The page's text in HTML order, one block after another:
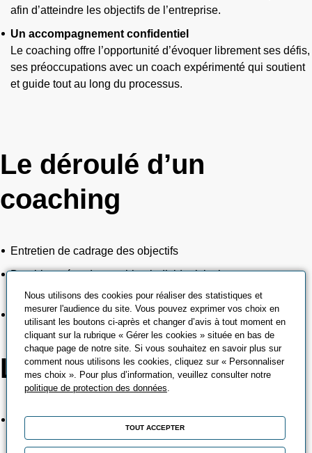
afin d’atteindre les objectifs de l’entreprise.
Un accompagnement confidentiel
Le coaching offre l’opportunité d’évoquer librement ses défis,
ses préoccupations avec un coach expérimenté qui soutient
et guide tout au long du processus.
Le déroulé d’un
coaching
Entretien de cadrage des objectifs
Demi-journées de coaching individuel, incluant un
shadowing en situation professionnelle
Entretien de bilan final mesurant les résultats obtenus
Les + PROMEO
Expertise dans l’analyse de la problématique et la définition
des objectifs
Nous utilisons des cookies pour réaliser des statistiques et
mesurer l'audience du site. Vous pouvez exprimer vos choix en
utilisant les boutons ci-après et changer d’avis à tout moment en
cliquant sur la rubrique « Gérer les cookies » située en bas de
chaque page de notre site. Si vous souhaitez en savoir plus sur
comment nous utilisons les cookies, cliquez sur « Personnaliser
mes choix ». Pour plus d’information, veuillez consulter notre
politique de protection des données
TOUT ACCEPTER